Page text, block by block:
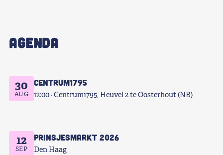
AGENDA
30
AUG
Centrum1795
12:00 Centrum1795, Heuvel 2 te Oosterhout (NB)
12
SEP
Prinsjesmarkt 2026
Den Haag